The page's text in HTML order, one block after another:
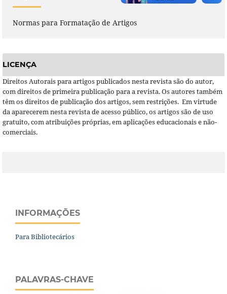
Normas para Formatação de Artigos
LICENÇA
Direitos Autorais para artigos publicados nesta revista são do autor,
com direitos de primeira publicação para a revista. Os autores também
têm os direitos de publicação dos artigos, sem restrições. Em virtude
da aparecerem nesta revista de acesso público, os artigos são de uso
gratuito, com atribuições próprias, em aplicações educacionais e não-
comerciais.
INFORMAÇÕES
Para Bibliotecários
PALAVRAS-CHAVE